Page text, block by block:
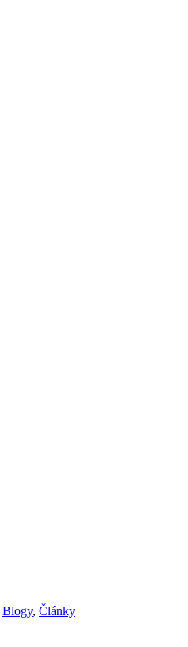
Blogy, Články